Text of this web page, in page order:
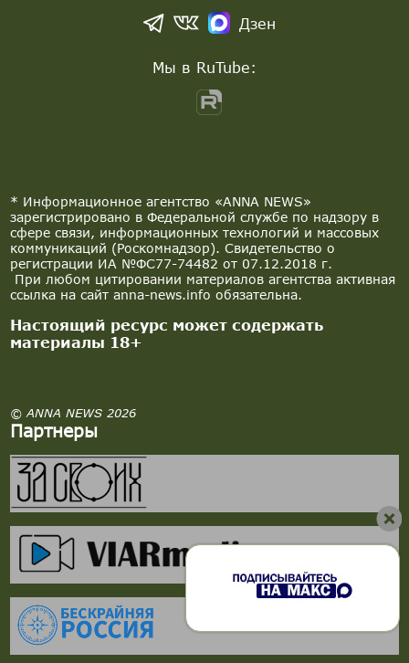
* Информационное агентство «ANNA NEWS»
зарегистрировано в Федеральной службе по надзору в
сфере связи, информационных технологий и массовых
коммуникаций (Роскомнадзор). Свидетельство о
регистрации ИА №ФС77-74482 от 07.12.2018 г.
При любом цитировании материалов агентства активная
ссылка на сайт anna-news.info обязательна.
Настоящий ресурс может содержать
материалы 18+
© ANNA NEWS 2026
Партнеры
Дзен
Мы в RuTube: